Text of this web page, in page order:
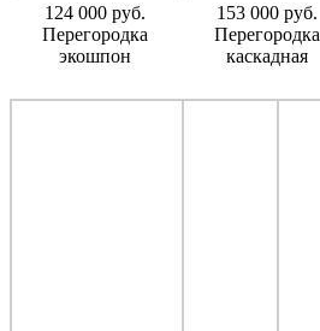
124 000 руб.
Перегородка
экошпон
153 000 руб.
Перегородка
каскадная